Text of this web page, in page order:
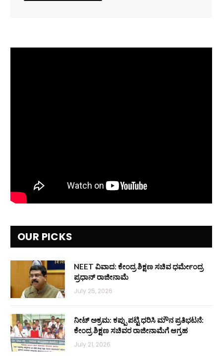
OUR PICKS
NEET ವಿವಾದ: ಕೇಂದ್ರ ಶಿಕ್ಷಣ ಸಚಿವ ಧರ್ಮೇಂದ್ರ
ಪ್ರಧಾನ್ ರಾಜೀನಾಮೆ
July 25, 2026
ನೀಟ್ ಅಕ್ರಮ: ಕಪ್ಪು ಪಟ್ಟಿ ಧರಿಸಿ ಮೌನ ಪ್ರತಿಭಟನೆ:
ಕೇಂದ್ರ ಶಿಕ್ಷಣ ಸಚಿವರ ರಾಜೀನಾಮೆಗೆ ಆಗ್ರಹ
July 21, 2026